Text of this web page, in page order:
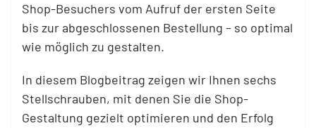
Shop-Besuchers vom Aufruf der ersten Seite
bis zur abgeschlossenen Bestellung – so optimal
wie möglich zu gestalten.
In diesem Blogbeitrag zeigen wir Ihnen sechs
Stellschrauben, mit denen Sie die Shop-
Gestaltung gezielt optimieren und den Erfolg